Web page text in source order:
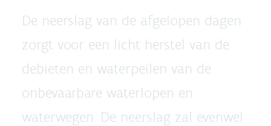
De neerslag van de afgelopen dagen
zorgt voor een licht herstel van de
debieten en waterpeilen van de
onbevaarbare waterlopen en
waterwegen. De neerslag zal evenwel